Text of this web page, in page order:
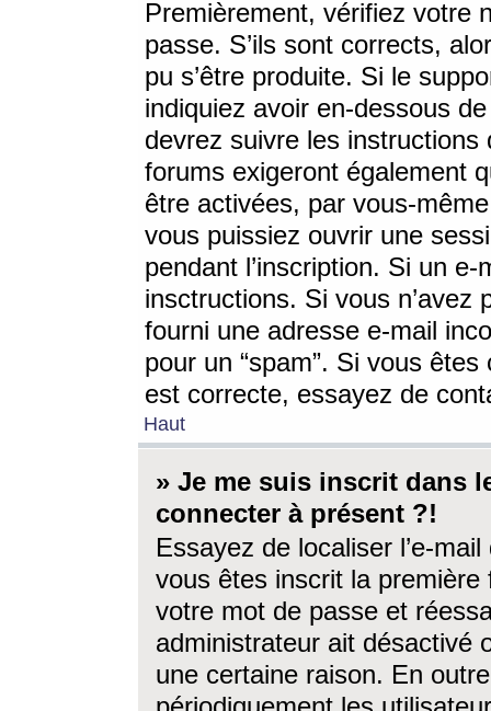
Premièrement, vérifiez votre
passe. S’ils sont corrects,
pu s’être produite. Si le
indiquiez avoir en-dessous
devrez suivre les
forums exigeront également
être activées, par vous-
vous puissiez ouvrir une
pendant l’inscription. Si un
insctructions. Si vous n’avez
fourni une adresse e-mail
pour un “spam”. Si vous
est correcte, essayez de
Haut
» Je me suis inscrit dans
connecter à présent ?!
Essayez de localiser l’e-
vous êtes inscrit la première
votre mot de passe et
administrateur ait désactivé
une certaine raison. En